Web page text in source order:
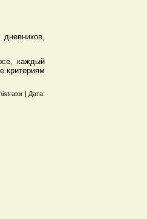
каждый
критериям
| Дата: